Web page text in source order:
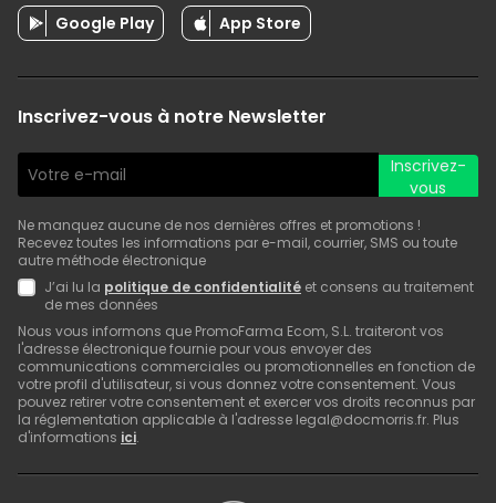
Google Play App Store
Inscrivez-vous à notre Newsletter
Inscrivez-
vous
Ne manquez aucune de nos dernières offres et promotions !
Recevez toutes les informations par e-mail, courrier, SMS ou toute
autre méthode électronique
J’ai lu la politique de confidentialité et consens au traitement
de mes données
Nous vous informons que PromoFarma Ecom, S.L. traiteront vos
l'adresse électronique fournie pour vous envoyer des
communications commerciales ou promotionnelles en fonction de
votre profil d'utilisateur, si vous donnez votre consentement. Vous
pouvez retirer votre consentement et exercer vos droits reconnus par
la réglementation applicable à l'adresse legal@docmorris.fr. Plus
d'informations ici.